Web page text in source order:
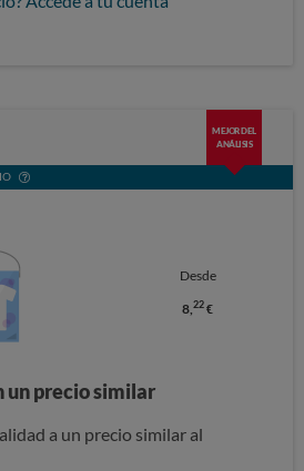
MEJOR DEL
ANÁLISIS
Desde
8,22 €
un precio similar
a un precio similar al